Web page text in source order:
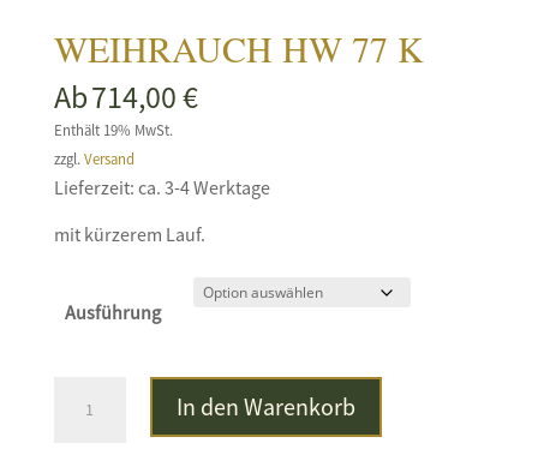
WEIHRAUCH HW 77 K
Ab714,00€
Enthält 19% MwSt.
zzgl.Versand
Lieferzeit: ca. 3-4 Werktage
mit kürzerem Lauf.
Ausführung
In den Warenkorb